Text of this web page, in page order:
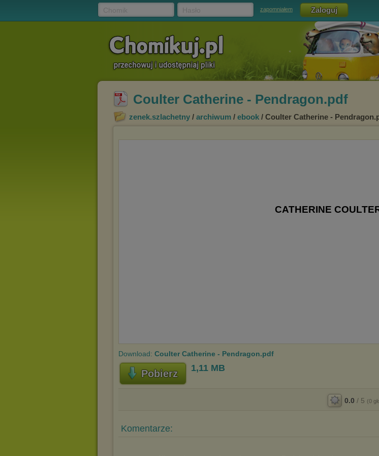
zapomniałem
Coulter Catherine - Pendragon.pdf
zenek.szlachetny / archiwum / ebook / Coulter Catherine -
Download: Coulter Catherine - Pendragon.pdf
Pobierz 1,11 MB
0.0 / 5 (0
Komentarze: